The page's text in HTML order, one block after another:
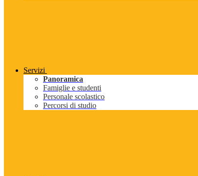
Servizi
Panoramica
Famiglie e studenti
Personale scolastico
Percorsi di studio